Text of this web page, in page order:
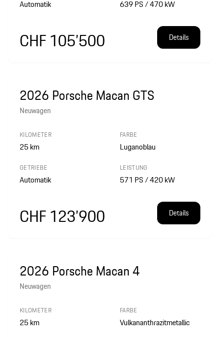
Automatik 639 PS / 470 kW
CHF 105’500 Details
2026 Porsche Macan GTS
Neuwagen
KILOMETER
25km
FARBE
Luganoblau
GETRIEBE
Automatik
LEISTUNG
571 PS / 420 kW
CHF 123’900 Details
2026 Porsche Macan 4
Neuwagen
KILOMETER
25km
FARBE
Vulkananthrazitmetallic